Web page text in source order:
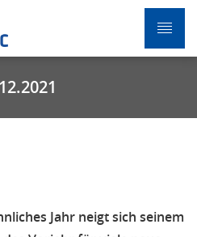
Jahr neigt sich seinem